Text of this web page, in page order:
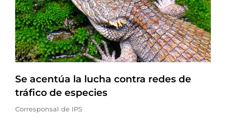
Se acentúa la lucha contra redes de
tráfico de especies
Corresponsal de IPS